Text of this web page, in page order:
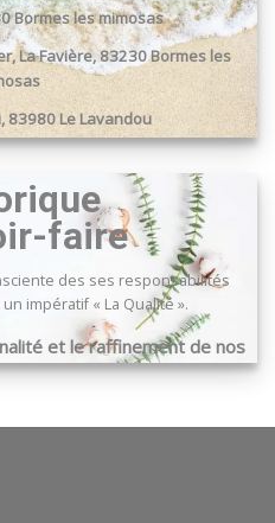
Bormes les mimosas
La Favière, 83230 Bormes les
83980 Le Lavandou
faire
des ses responsabilités
impératif « La Qualité ».
et le raffinement de nos
…